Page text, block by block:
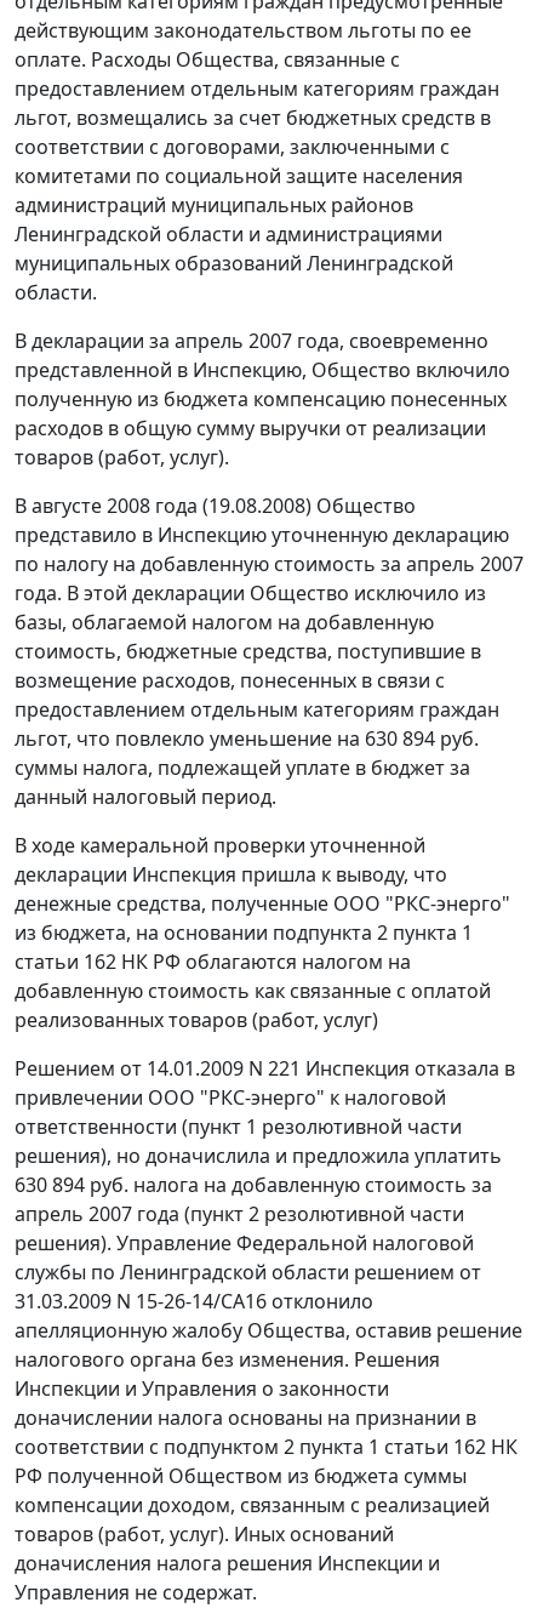
действующим законодательством льготы по ее
оплате. Расходы Общества, связанные с
предоставлением отдельным категориям граждан
льгот, возмещались за счет бюджетных средств в
соответствии с договорами, заключенными с
комитетами по социальной защите населения
администраций муниципальных районов
Ленинградской области и администрациями
муниципальных образований Ленинградской
области.
В декларации за апрель 2007 года, своевременно
представленной в Инспекцию, Общество включило
полученную из бюджета компенсацию понесенных
расходов в общую сумму выручки от реализации
товаров (работ, услуг).
В августе 2008 года (19.08.2008) Общество
представило в Инспекцию уточненную декларацию
по налогу на добавленную стоимость за апрель 2007
года. В этой декларации Общество исключило из
базы, облагаемой налогом на добавленную
стоимость, бюджетные средства, поступившие в
возмещение расходов, понесенных в связи с
предоставлением отдельным категориям граждан
льгот, что повлекло уменьшение на 630 894 руб.
суммы налога, подлежащей уплате в бюджет за
данный налоговый период.
В ходе камеральной проверки уточненной
декларации Инспекция пришла к выводу, что
денежные средства, полученные ООО "РКС-энерго"
из бюджета, на основании подпункта 2 пункта 1
статьи 162 НК РФ облагаются налогом на
добавленную стоимость как связанные с оплатой
реализованных товаров (работ, услуг)
Решением от 14.01.2009 N 221 Инспекция отказала в
привлечении ООО "РКС-энерго" к налоговой
ответственности (пункт 1 резолютивной части
решения), но доначислила и предложила уплатить
630 894 руб. налога на добавленную стоимость за
апрель 2007 года (пункт 2 резолютивной части
решения). Управление Федеральной налоговой
службы по Ленинградской области решением от
31.03.2009 N 15-26-14/СА16 отклонило
апелляционную жалобу Общества, оставив решение
налогового органа без изменения. Решения
Инспекции и Управления о законности
доначислении налога основаны на признании в
соответствии с подпунктом 2 пункта 1 статьи 162 НК
РФ полученной Обществом из бюджета суммы
компенсации доходом, связанным с реализацией
товаров (работ, услуг). Иных оснований
доначисления налога решения Инспекции и
Управления не содержат.